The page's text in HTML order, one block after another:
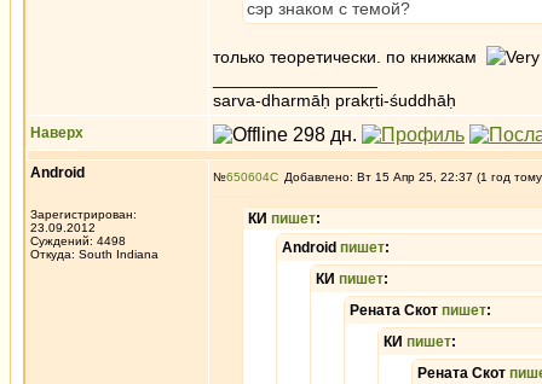
сэр знаком с темой?
только теоретически. по книжкам
sarva-dharmāḥ prakṛti-śuddhāḥ
Наверх
Android
Зарегистрирован:
23.09.2012
Суждений: 4498
Откуда: South Indiana
№650604 Добавлено: Вт 15 Апр 25, 22:37 (1 год
КИ пишет:
Android пишет:
КИ пишет:
Рената Скот пишет:
КИ пишет:
Рената Скот